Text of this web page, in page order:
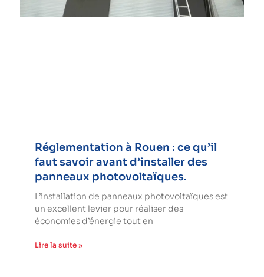
Réglementation à Rouen : ce qu’il
faut savoir avant d’installer des
panneaux photovoltaïques.
L’installation de panneaux photovoltaïques est
un excellent levier pour réaliser des
économies d’énergie tout en
Lire la suite »